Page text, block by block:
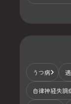
うつ病
自律神経失調